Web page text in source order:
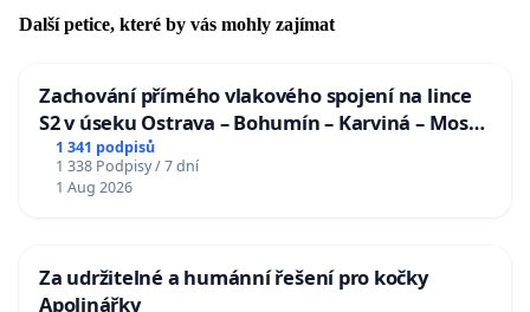
Další petice, které by vás mohly zajímat
Zachování přímého vlakového spojení na lince
S2 v úseku Ostrava – Bohumín – Karviná – Mosty
u Jablunkova
1 341 podpisů
1 338 Podpisy / 7 dní
1 Aug 2026
Za udržitelné a humánní řešení pro kočky
Apolinářky